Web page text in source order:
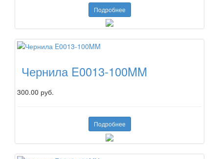
Подробнее
Чернила E0013-100MM
300.00 руб.
Подробнее